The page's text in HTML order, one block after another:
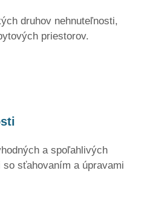
druhov nehnuteľnosti,
priestorov.
a spoľahlivých
sťahovaním a úpravami